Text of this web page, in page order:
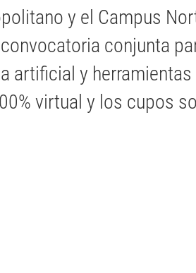
y el Campus
conjunta
artificial y
virtual y los cupos